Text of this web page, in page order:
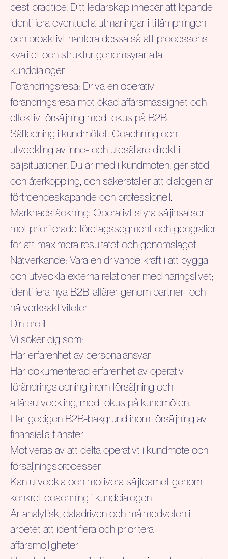
best practice. Ditt ledarskap innebär att löpande
identifiera eventuella utmaningar i tillämpningen
och proaktivt hantera dessa så att processens
kvalitet och struktur genomsyrar alla
kunddialoger.
Förändringsresa: Driva en operativ
förändringsresa mot ökad affärsmässighet och
effektiv försäljning med fokus på B2B.
Säljledning i kundmötet: Coachning och
utveckling av inne- och utesäljare direkt i
säljsituationer. Du är med i kundmöten, ger stöd
och återkoppling, och säkerställer att dialogen är
förtroendeskapande och professionell.
Marknadstäckning: Operativt styra säljinsatser
mot prioriterade företagssegment och geografier
för att maximera resultatet och genomslaget.
Nätverkande: Vara en drivande kraft i att bygga
och utveckla externa relationer med näringslivet;
identifiera nya B2B-affärer genom partner- och
nätverksaktiviteter.
Din profil
Vi söker dig som:
Har erfarenhet av personalansvar
Har dokumenterad erfarenhet av operativ
förändringsledning inom försäljning och
affärsutveckling, med fokus på kundmöten.
Har gedigen B2B-bakgrund inom försäljning av
finansiella tjänster
Motiveras av att delta operativt i kundmöte och
försäljningsprocesser
Kan utveckla och motivera säljteamet genom
konkret coachning i kunddialogen
Är analytisk, datadriven och målmedveten i
arbetet att identifiera och prioritera
affärsmöjligheter